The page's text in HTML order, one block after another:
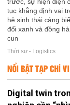
tục khẳng định vai
hệ sinh thái cảng
đổi xanh và đồng
cun
Thời sự - Logistics
NỔI BẬT TẠP CHÍ
Digital twin